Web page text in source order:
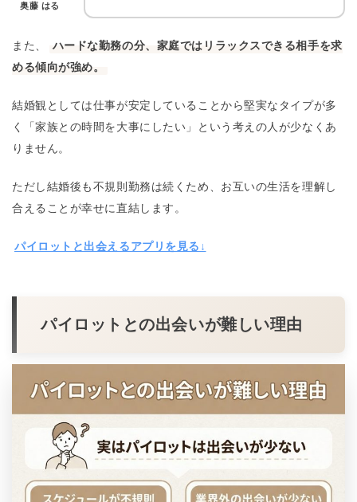
奥藤 はる
また、
ハードな勤務の分、家庭ではリラックスできる相手を求
める傾向が強め。
結婚観としては仕事が安定していることから堅実なタイプが多
く「家族との時間を大事にしたい」という考えの人が少なくあ
りません。
ただし結婚後も不規則勤務は続くため、お互いの生活を理解し
合えることが幸せに直結します。
パイロットと出会えるアプリを見る↓
パイロットとの出会いが難しい理由